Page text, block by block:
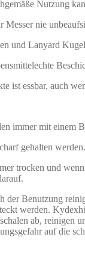
Nutzung
Messer nie
und Lanyard
ist essbar, auch
immer mit einem
gehalten
trocken und
der Benutzung
werden.
ab, reinigen
auf die